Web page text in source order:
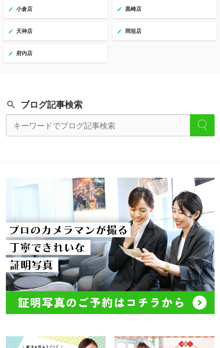
小倉店 黒崎店
天神店 岡垣店
府内店
ブログ記事検索